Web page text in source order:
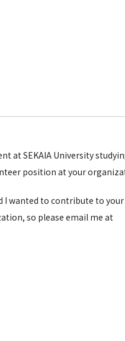
at SEKAIA University
position at your
I wanted to contribute to your
so please email me at